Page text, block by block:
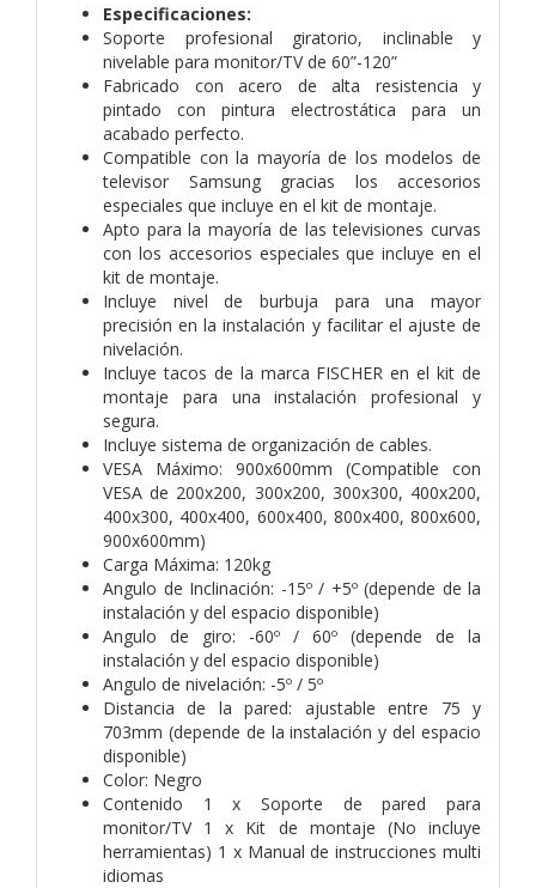
Especificaciones:
Soporte profesional giratorio, inclinable y
nivelable para monitor/TV de 60”-120”
Fabricado con acero de alta resistencia y
pintado con pintura electrostática para un
acabado perfecto.
Compatible con la mayoría de los modelos de
televisor Samsung gracias los accesorios
especiales que incluye en el kit de montaje.
Apto para la mayoría de las televisiones curvas
con los accesorios especiales que incluye en el
kit de montaje.
Incluye nivel de burbuja para una mayor
precisión en la instalación y facilitar el ajuste de
nivelación.
Incluye tacos de la marca FISCHER en el kit de
montaje para una instalación profesional y
segura.
Incluye sistema de organización de cables.
VESA Máximo: 900x600mm (Compatible con
VESA de 200x200, 300x200, 300x300, 400x200,
400x300, 400x400, 600x400, 800x400, 800x600,
900x600mm)
Carga Máxima: 120kg
Angulo de Inclinación: -15º / +5º (depende de la
instalación y del espacio disponible)
Angulo de giro: -60º / 60º (depende de la
instalación y del espacio disponible)
Angulo de nivelación: -5º / 5º
Distancia de la pared: ajustable entre 75 y
703mm (depende de la instalación y del espacio
disponible)
Color: Negro
Contenido 1 x Soporte de pared para
monitor/TV 1 x Kit de montaje (No incluye
herramientas) 1 x Manual de instrucciones multi
idiomas